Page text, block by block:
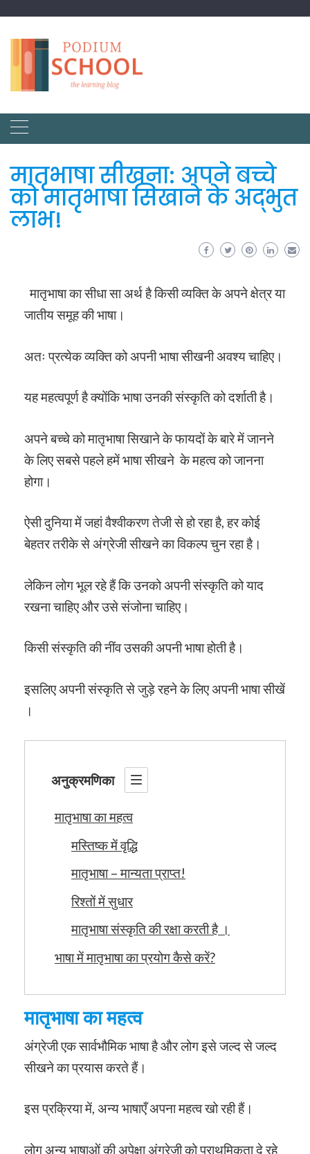
मातृभाषा सीखना: अपने बच्चे
को मातृभाषा सिखाने के अद्भुत
लाभ!
मातृभाषा का सीधा सा अर्थ है किसी व्यक्ति के अपने क्षेत्र या
जातीय समूह की भाषा।
अतः प्रत्येक व्यक्ति को अपनी भाषा सीखनी अवश्य चाहिए।
यह महत्वपूर्ण है क्योंकि भाषा उनकी संस्कृति को दर्शाती है।
अपने बच्चे को मातृभाषा सिखाने के फायदों के बारे में जानने
के लिए सबसे पहले हमें भाषा सीखने के महत्व को जानना
होगा।
ऐसी दुनिया में जहां वैश्वीकरण तेजी से हो रहा है, हर कोई
बेहतर तरीके से अंग्रेजी सीखने का विकल्प चुन रहा है।
लेकिन लोग भूल रहे हैं कि उनको अपनी संस्कृति को याद
रखना चाहिए और उसे संजोना चाहिए।
किसी संस्कृति की नींव उसकी अपनी भाषा होती है।
इसलिए अपनी संस्कृति से जुड़े रहने के लिए अपनी भाषा सीखें
।
अनुक्रमणिका
मातृभाषा का महत्व
मस्तिष्क में वृद्धि
मातृभाषा – मान्यता प्राप्त!
रिश्तों में सुधार
मातृभाषा संस्कृति की रक्षा करती है ।
भाषा में मातृभाषा का प्रयोग कैसे करें?
मातृभाषा का महत्व
अंग्रेजी एक सार्वभौमिक भाषा है और लोग इसे जल्द से जल्द
सीखने का प्रयास करते हैं।
इस प्रक्रिया में, अन्य भाषाएँ अपना महत्व खो रही हैं।
लोग अन्य भाषाओं की अपेक्षा अंग्रेजी को प्राथमिकता दे रहे